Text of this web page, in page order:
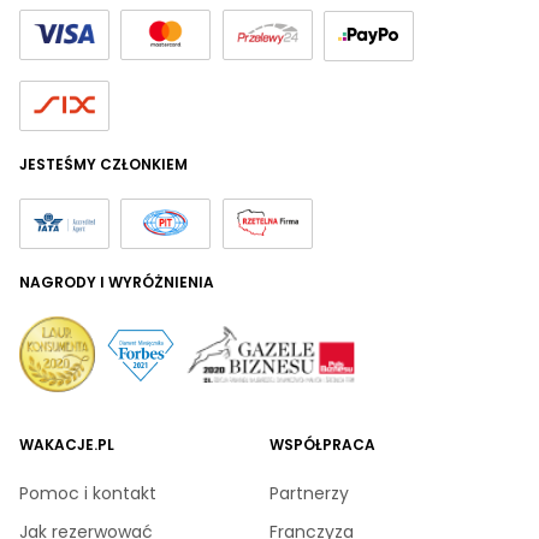
WAKACJE.PL
Pomoc i kontakt
Jak rezerwować
WSPÓŁPRACA
Partnerzy
Franczyza
JESTEŚMY CZŁONKIEM
NAGRODY I WYRÓŻNIENIA